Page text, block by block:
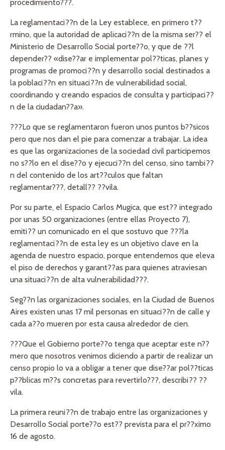
procedimiento???.
La reglamentaci??n de la Ley establece, en primero t??
rmino, que la autoridad de aplicaci??n de la misma ser?? el
Ministerio de Desarrollo Social porte??o, y que de ??l
depender?? «dise??ar e implementar pol??ticas, planes y
programas de promoci??n y desarrollo social destinados a
la poblaci??n en situaci??n de vulnerabilidad social,
coordinando y creando espacios de consulta y participaci??
n de la ciudadan??a».
???Lo que se reglamentaron fueron unos puntos b??sicos
pero que nos dan el pie para comenzar a trabajar. La idea
es que las organizaciones de la sociedad civil participemos
no s??lo en el dise??o y ejecuci??n del censo, sino tambi??
n del contenido de los art??culos que faltan
reglamentar???, detall?? ??vila.
Por su parte, el Espacio Carlos Mugica, que est?? integrado
por unas 50 organizaciones (entre ellas Proyecto 7),
emiti?? un comunicado en el que sostuvo que ???la
reglamentaci??n de esta ley es un objetivo clave en la
agenda de nuestro espacio, porque entendemos que eleva
el piso de derechos y garant??as para quienes atraviesan
una situaci??n de alta vulnerabilidad???.
Seg??n las organizaciones sociales, en la Ciudad de Buenos
Aires existen unas 17 mil personas en situaci??n de calle y
cada a??o mueren por esta causa alrededor de cien.
???Que el Gobierno porte??o tenga que aceptar este n??
mero que nosotros venimos diciendo a partir de realizar un
censo propio lo va a obligar a tener que dise??ar pol??ticas
p??blicas m??s concretas para revertirlo???, describi?? ??
vila.
La primera reuni??n de trabajo entre las organizaciones y
Desarrollo Social porte??o est?? prevista para el pr??ximo
16 de agosto.